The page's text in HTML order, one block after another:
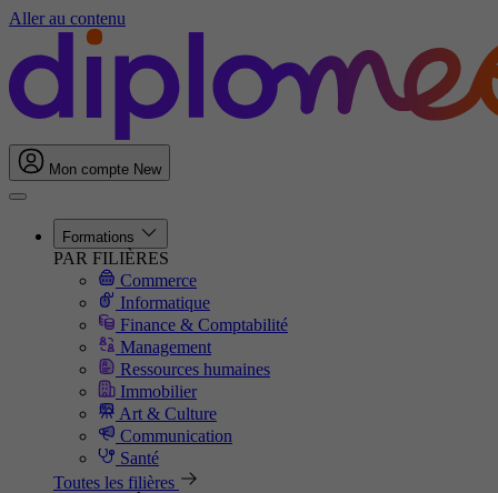
Aller au contenu
Mon compte New
Formations
PAR FILIÈRES
Commerce
Informatique
Finance & Comptabilité
Management
Ressources humaines
Immobilier
Art & Culture
Communication
Santé
Toutes les filières